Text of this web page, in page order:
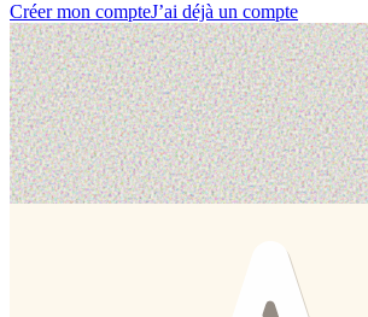
Créer mon compteJ’ai déjà un compte